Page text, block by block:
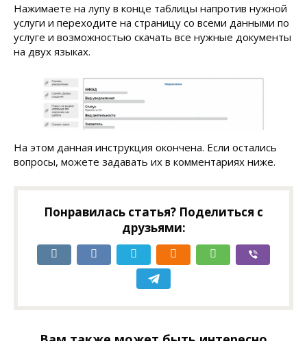
Нажимаете на лупу в конце таблицы напротив нужной
услуги и переходите на страницу со всеми данными по
услуге и возможностью скачать все нужные документы
на двух языках.
На этом данная инструкция окончена. Если остались
вопросы, можете задавать их в комментариях ниже.
Понравилась статья? Поделиться с
друзьями: